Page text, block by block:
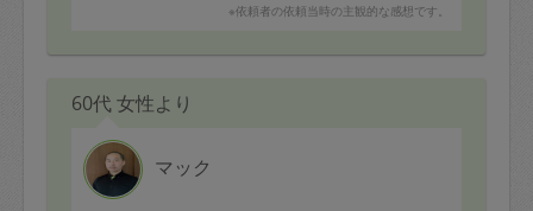
※依頼者の依頼当時の主観的な感想です。
60代 女性より
マック